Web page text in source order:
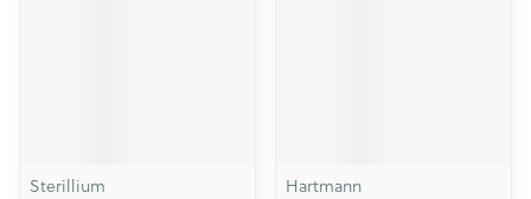
Sterillium Hartmann